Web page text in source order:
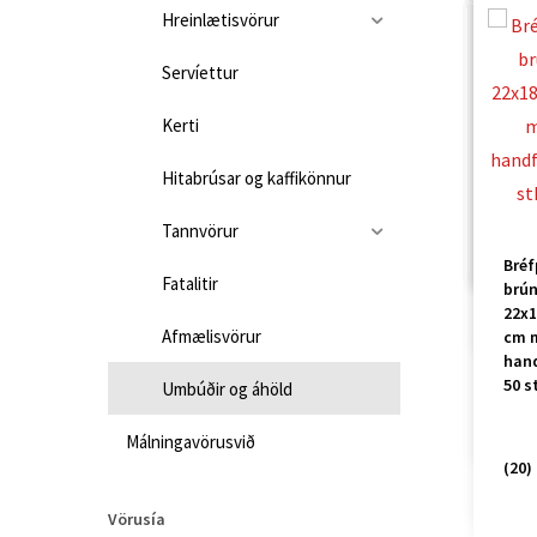
Hreinlætisvörur
Servíettur
Kerti
Hitabrúsar og kaffikönnur
Tannvörur
Fatalitir
Afmælisvörur
Umbúðir og áhöld
Málningavörusvið
Vörusía
joy
25st
Pure
fyrir
(20)
cm
50